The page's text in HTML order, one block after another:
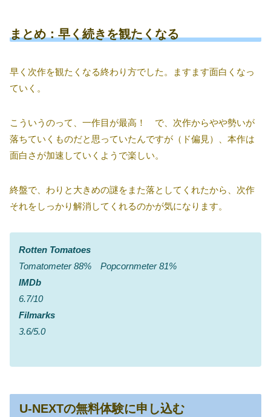
まとめ：早く続きを観たくなる
早く次作を観たくなる終わり方でした。ますます面白くなっ
ていく。
こういうのって、一作目が最高！ で、次作からやや勢いが
落ちていくものだと思っていたんですが（ド偏見）、本作は
面白さが加速していくようで楽しい。
終盤で、わりと大きめの謎をまた落としてくれたから、次作
それをしっかり解消してくれるのかが気になります。
Rotten Tomatoes
Tomatometer 88% Popcornmeter 81%
IMDb
6.7/10
Filmarks
3.6/5.0
U-NEXTの無料体験に申し込む